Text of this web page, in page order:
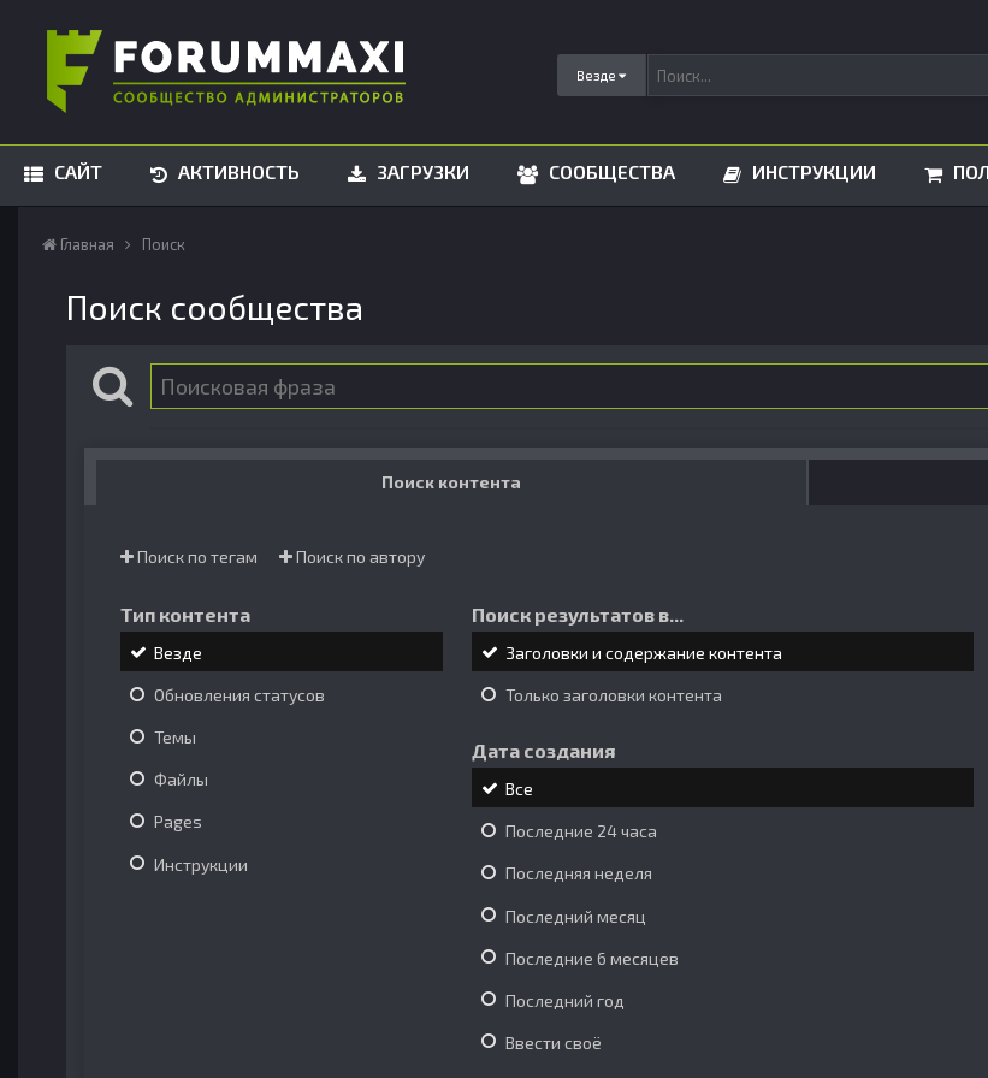
Везде
САЙТ АКТИВНОСТЬ ЗАГРУЗКИ СООБЩЕСТВА ИНСТРУКЦИИ
Главная Поиск
Поиск сообщества
Поиск контента
Поиск по тегам Поиск по автору
Тип контента
Везде
Обновления статусов
Темы
Файлы
Pages
Инструкции
Поиск результатов в...
Заголовки и содержание контента
Только заголовки контента
Дата создания
Все
Последние 24 часа
Последняя неделя
Последний месяц
Последние 6 месяцев
Последний год
Ввести своё